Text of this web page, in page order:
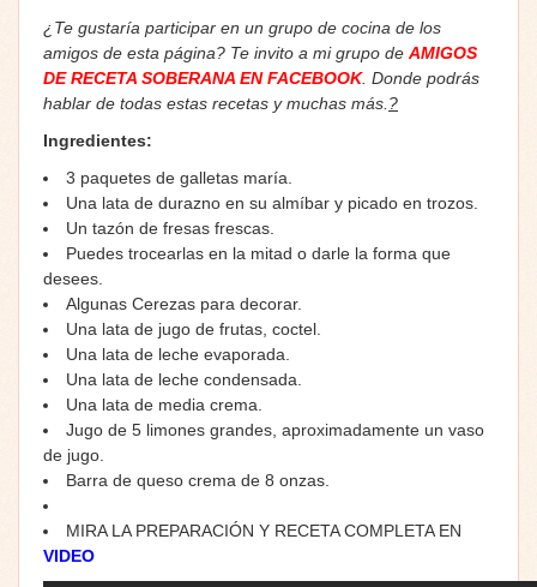
¿Te gustaría participar en un grupo de cocina de los
amigos de esta página? Te invito a mi grupo de AMIGOS
DE RECETA SOBERANA EN FACEBOOK. Donde podrás
hablar de todas estas recetas y muchas más. ?
Ingredientes:
3 paquetes de galletas maría.
Una lata de durazno en su almíbar y picado en trozos.
Un tazón de fresas frescas.
Puedes trocearlas en la mitad o darle la forma que
desees.
Algunas Cerezas para decorar.
Una lata de jugo de frutas, coctel.
Una lata de leche evaporada.
Una lata de leche condensada.
Una lata de media crema.
Jugo de 5 limones grandes, aproximadamente un vaso
de jugo.
Barra de queso crema de 8 onzas.
MIRA LA PREPARACIÓN Y RECETA COMPLETA EN
VIDEO